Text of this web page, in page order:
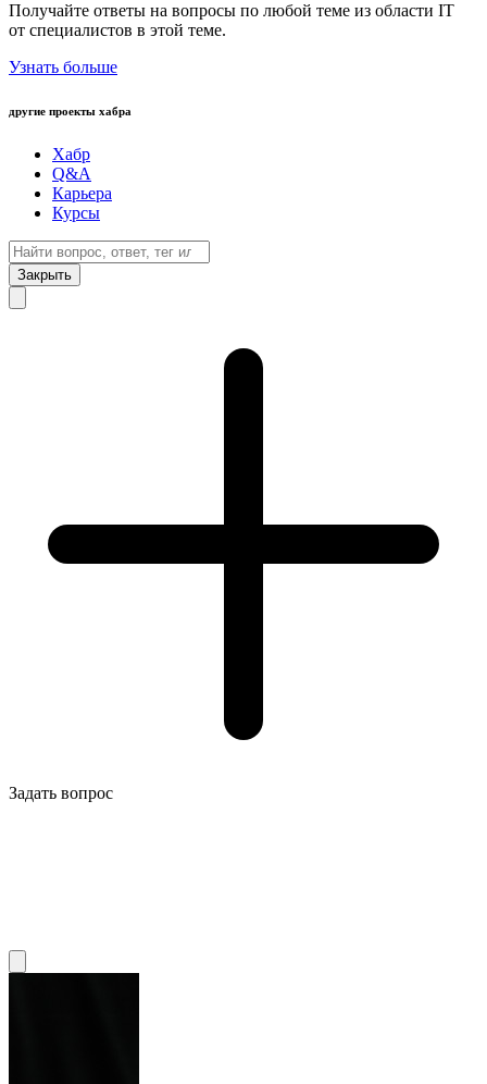
Получайте ответы на вопросы по любой теме из области IT
от специалистов в этой теме.
Узнать больше
другие проекты хабра
Хабр
Q&A
Карьера
Курсы
Закрыть
Задать вопрос